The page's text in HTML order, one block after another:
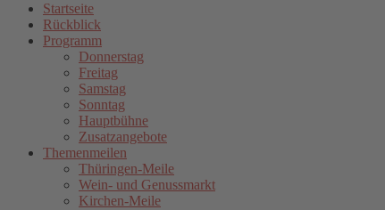
Startseite
Rückblick
Programm
Donnerstag
Freitag
Samstag
Sonntag
Hauptbühne
Zusatzangebote
Themenmeilen
Thüringen-Meile
Wein- und Genussmarkt
Kirchen-Meile